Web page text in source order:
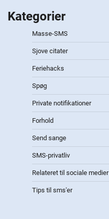
Kategorier
Masse-SMS
Sjove citater
Feriehacks
Spøg
Private notifikationer
Forhold
Send sange
SMS-privatliv
Relateret til sociale medier
Tips til sms'er